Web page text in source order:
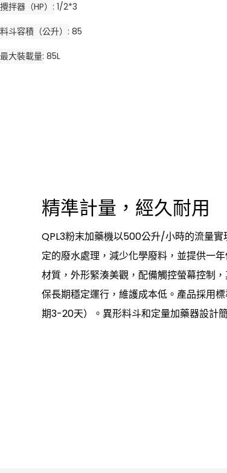
攪拌器（HP） 1/2*3
料斗容積（公升） 85
最大裝載量 85L
精準計量，經久耐用
QPL3粉末加藥機以500公升/小時的流量
定的廢水處理，減少化學廢料，並提供一
材質，外形緊湊美觀，配備觸控螢幕控制
保長期穩定運行，維護成本低。產品採用
期3-20天）。異形料斗和定量加藥器設計